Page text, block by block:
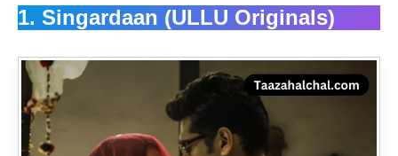
1. Singardaan (ULLU Originals)